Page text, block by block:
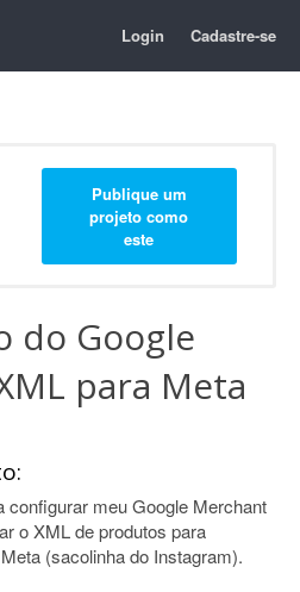
Login Cadastre-se
Publique um
projeto como
este
do Google
para Meta
configurar meu Google Merchant
o XML de produtos para
(sacolinha do Instagram).